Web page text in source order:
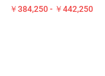
￥384,250 - ￥442,250